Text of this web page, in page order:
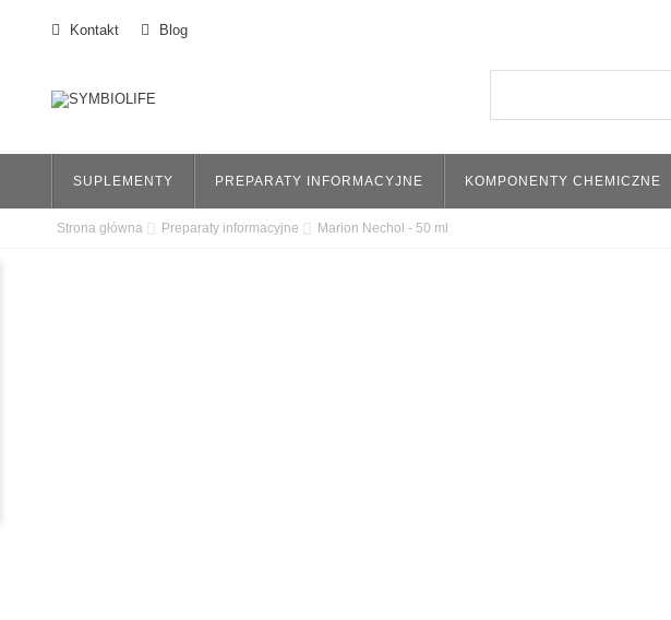
Kontakt Blog
SUPLEMENTY PREPARATY INFORMACYJNE KOMPONENTY CHEMICZNE
Strona główna Preparaty informacyjne Marion Nechol - 50 ml